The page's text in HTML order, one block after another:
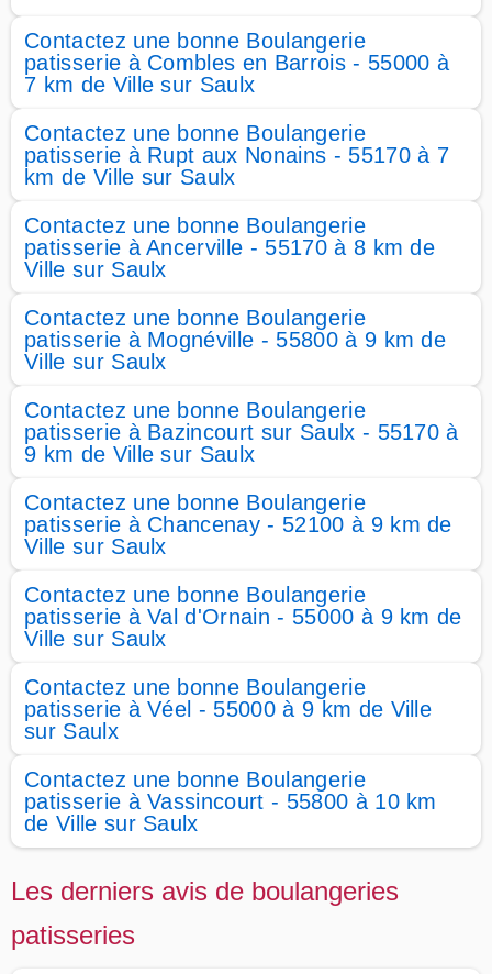
Contactez une bonne Boulangerie
patisserie à Combles en Barrois - 55000 à
7 km de Ville sur Saulx
Contactez une bonne Boulangerie
patisserie à Rupt aux Nonains - 55170 à 7
km de Ville sur Saulx
Contactez une bonne Boulangerie
patisserie à Ancerville - 55170 à 8 km de
Ville sur Saulx
Contactez une bonne Boulangerie
patisserie à Mognéville - 55800 à 9 km de
Ville sur Saulx
Contactez une bonne Boulangerie
patisserie à Bazincourt sur Saulx - 55170 à
9 km de Ville sur Saulx
Contactez une bonne Boulangerie
patisserie à Chancenay - 52100 à 9 km de
Ville sur Saulx
Contactez une bonne Boulangerie
patisserie à Val d'Ornain - 55000 à 9 km de
Ville sur Saulx
Contactez une bonne Boulangerie
patisserie à Véel - 55000 à 9 km de Ville
sur Saulx
Contactez une bonne Boulangerie
patisserie à Vassincourt - 55800 à 10 km
de Ville sur Saulx
Les derniers avis de boulangeries
patisseries